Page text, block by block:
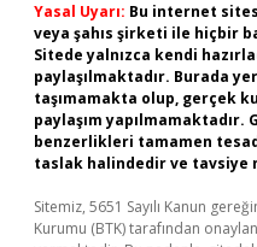
Yasal Uyarı: Bu internet
veya şahıs şirketi ile hiçbir
Sitede yalnızca kendi
paylaşılmaktadır. Burada
taşımamakta olup, gerçek
paylaşım
benzerlikleri tamamen
taslak halindedir ve tavsiye
Sitemiz, 5651 Sayılı Kanun
Kurumu (BTK) tarafından